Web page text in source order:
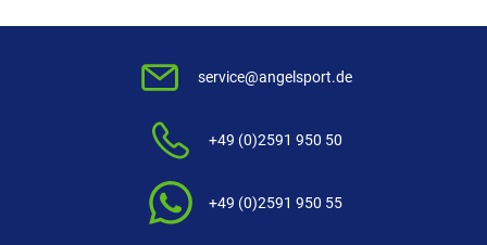
service@angelsport.de
+49 (0)2591 950 50
+49 (0)2591 950 55